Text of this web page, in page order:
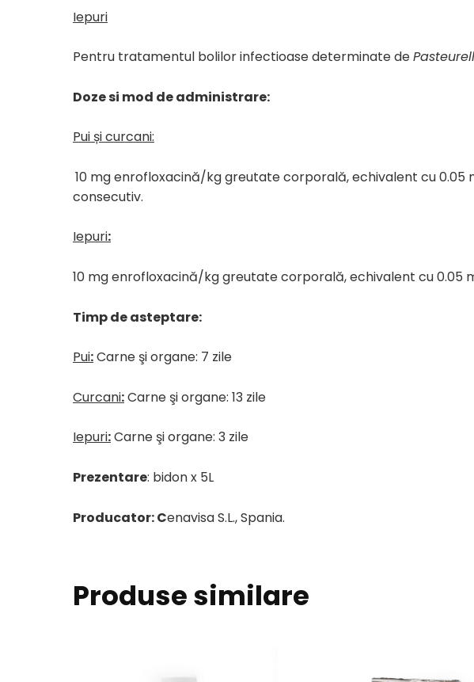
Iepuri
Pentru tratamentul bolilor infectioase determinate de
Doze si mod de administrare:
Pui și curcani:
10 mg enrofloxacină/kg greutate corporală, echivalent cu
consecutiv.
Iepuri:
10 mg enrofloxacină/kg greutate corporală, echivalent cu
Timp de asteptare:
Pui:Carne şi organe: 7 zile
Curcani:Carne şi organe: 13 zile
Iepuri:Carne şi organe: 3 zile
Prezentare: bidon x 5L
Producator: Cenavisa S.L., Spania.
Produse similare